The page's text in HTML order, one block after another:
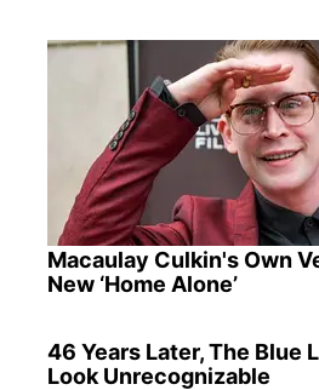
Macaulay Culkin's Own
New ‘Home Alone’
46 Years Later, The Blue
Look Unrecognizable